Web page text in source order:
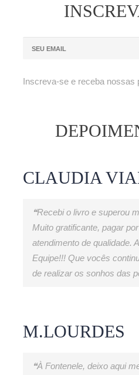
Inscreva-se e receba nossas
CLAUDIA
❝Recebi o livro e superou
Muito gratificante, pagar
atendimento de qualidade.
Equipe!!! Que vocês
de realizar os sonhos das
M.LOURDES
❝À Fontenele, deixo aqui